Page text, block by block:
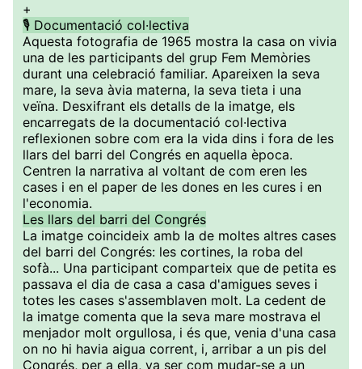
+
🎙️ Documentació col·lectiva
Aquesta fotografia de 1965 mostra la casa on vivia
una de les participants del grup Fem Memòries
durant una celebració familiar. Apareixen la seva
mare, la seva àvia materna, la seva tieta i una
veïna. Desxifrant els detalls de la imatge, els
encarregats de la documentació col·lectiva
reflexionen sobre com era la vida dins i fora de les
llars del barri del Congrés en aquella època.
Centren la narrativa al voltant de com eren les
cases i en el paper de les dones en les cures i en
l'economia.
Les llars del barri del Congrés
La imatge coincideix amb la de moltes altres cases
del barri del Congrés: les cortines, la roba del
sofà... Una participant comparteix que de petita es
passava el dia de casa a casa d'amigues seves i
totes les cases s'assemblaven molt. La cedent de
la imatge comenta que la seva mare mostrava el
menjador molt orgullosa, i és que, venia d'una casa
on no hi havia aigua corrent, i, arribar a un pis del
Congrés, per a ella, va ser com mudar-se a un